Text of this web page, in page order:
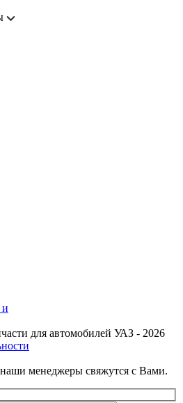
и
для автомобилей УАЗ - 2026
менеджеры свяжутся с Вами.